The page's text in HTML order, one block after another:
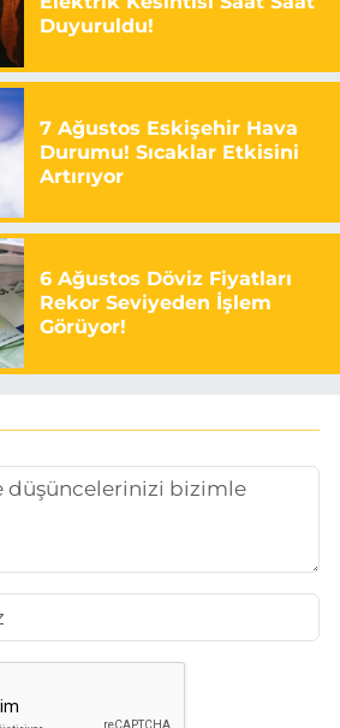
Duyuruldu!
7 Ağustos Eskişehir Hava
Durumu! Sıcaklar Etkisini
Artırıyor
6 Ağustos Döviz Fiyatları
Rekor Seviyeden İşlem
Görüyor!